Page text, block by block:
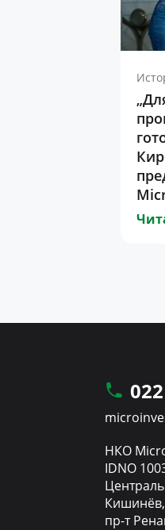
НКО
IDNO
Кишинёв,
пр-т